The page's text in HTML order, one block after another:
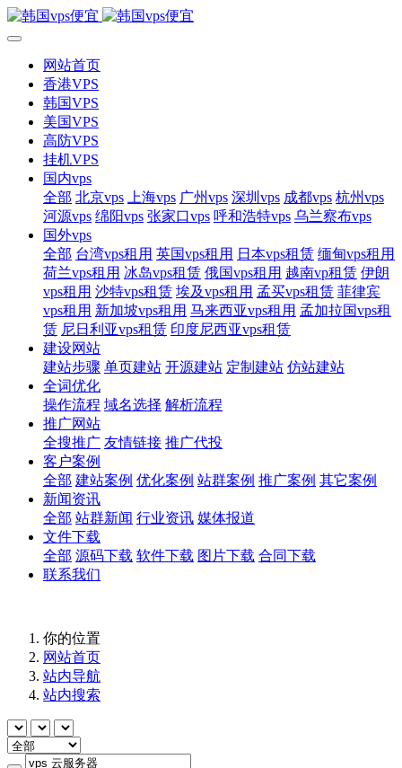
网站首页
香港VPS
韩国VPS
美国VPS
高防VPS
挂机VPS
国内vps
全部 北京vps 上海vps 广州vps 深圳vps 成都vps 杭州vps
河源vps 绵阳vps 张家口vps 呼和浩特vps 乌兰察布vps
国外vps
全部 台湾vps租用 英国vps租用 日本vps租赁 缅甸vps租用
荷兰vps租用 冰岛vps租赁 俄国vps租用 越南vp租赁 伊朗
vps租用 沙特vps租赁 埃及vps租用 孟买vps租赁 菲律宾
vps租用 新加坡vps租用 马来西亚vps租用 孟加拉国vps租
赁 尼日利亚vps租赁 印度尼西亚vps租赁
建设网站
建站步骤 单页建站 开源建站 定制建站 仿站建站
全词优化
操作流程 域名选择 解析流程
推广网站
全搜推广 友情链接 推广代投
客户案例
全部 建站案例 优化案例 站群案例 推广案例 其它案例
新闻资讯
全部 站群新闻 行业资讯 媒体报道
文件下载
全部 源码下载 软件下载 图片下载 合同下载
联系我们
你的位置
网站首页
站内导航
站内搜索